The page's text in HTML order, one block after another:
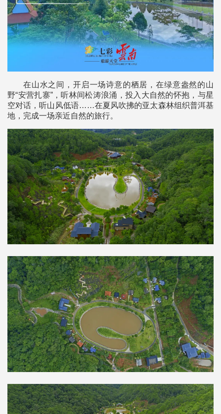
在山水之间，开启一场诗意的栖居，在绿意盎然的山
野“安营扎寨”，听林间松涛浪涌，投入大自然的怀抱，与星
空对话，听山风低语……在夏风吹拂的亚太森林组织普洱基
地，完成一场亲近自然的旅行。